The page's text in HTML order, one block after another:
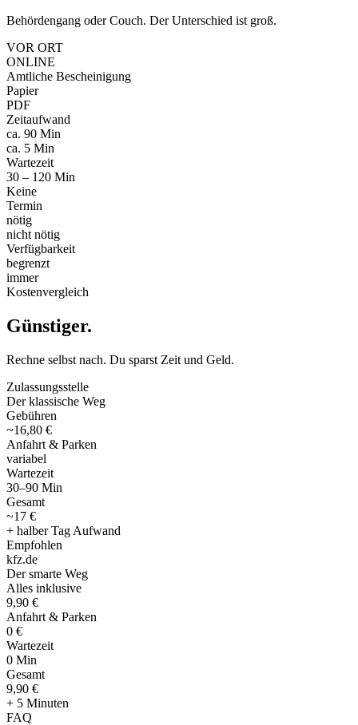
Behördengang oder Couch. Der Unterschied ist groß.
VOR ORT
ONLINE
Amtliche Bescheinigung
Papier
PDF
Zeitaufwand
ca. 90 Min
ca. 5 Min
Wartezeit
30 – 120 Min
Keine
Termin
nötig
nicht nötig
Verfügbarkeit
begrenzt
immer
Kostenvergleich
Günstiger.
Rechne selbst nach. Du sparst Zeit und Geld.
Zulassungsstelle
Der klassische Weg
Gebühren
~16,80 €
Anfahrt & Parken
variabel
Wartezeit
30–90 Min
Gesamt
~17 €
+ halber Tag Aufwand
Empfohlen
kfz.de
Der smarte Weg
Alles inklusive
9,90 €
Anfahrt & Parken
0 €
Wartezeit
0 Min
Gesamt
9,90 €
+ 5 Minuten
FAQ